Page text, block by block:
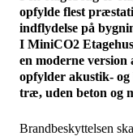
opfylde flest
indflydelse på
I MiniCO2
en moderne
opfylder akustik-
træ, uden beton og
Brandbeskyttelsen